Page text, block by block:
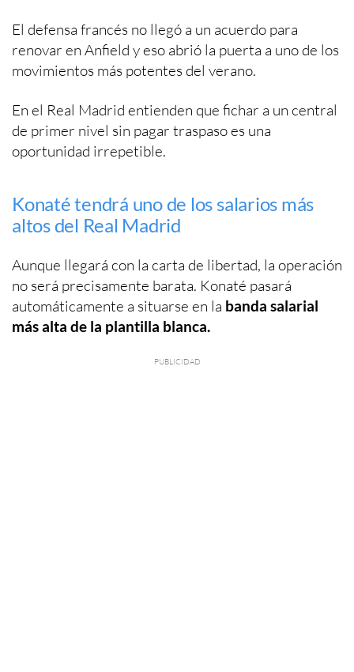
El defensa francés no llegó a un acuerdo para
renovar en Anfield y eso abrió la puerta a uno de los
movimientos más potentes del verano.
En el Real Madrid entienden que fichar a un central
de primer nivel sin pagar traspaso es una
oportunidad irrepetible.
Konaté tendrá uno de los salarios más
altos del Real Madrid
Aunque llegará con la carta de libertad, la operación
no será precisamente barata. Konaté pasará
automáticamente a situarse en la banda salarial
más alta de la plantilla blanca.